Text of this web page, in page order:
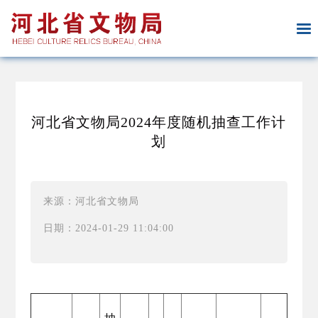
河北省文物局2024年度随机抽查工作计
划
来源：河北省文物局
日期：2024-01-29 11:04:00